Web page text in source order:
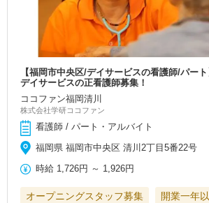
【福岡市中央区/デイサービスの看護師/パー
デイサービスの正看護師募集！
ココファン福岡清川
株式会社学研ココファン
看護師 / パート・アルバイト
福岡県 福岡市中央区 清川2丁目5番22号
時給 1,726円 ～ 1,926円
オープニングスタッフ募集
開業一年